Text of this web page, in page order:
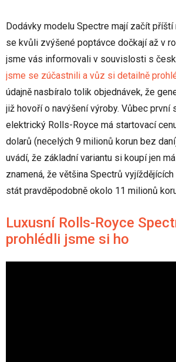
Dodávky modelu Spectre mají začít příští
se kvůli zvýšené poptávce dočkají až v
jsme vás informovali v souvislosti s
jsme se zúčastnili a vůz si detailně
údajně nasbíralo tolik objednávek, že
již hovoří o navýšení výroby. Vůbec první
elektrický Rolls-Royce má startovací
dolarů (necelých 9 milionů korun bez
uvádí, že základní variantu si koupí jen
znamená, že většina Spectrů
stát pravděpodobně okolo 11 milionů
Luxusní Rolls-Royce
prohlédli jsme si ho